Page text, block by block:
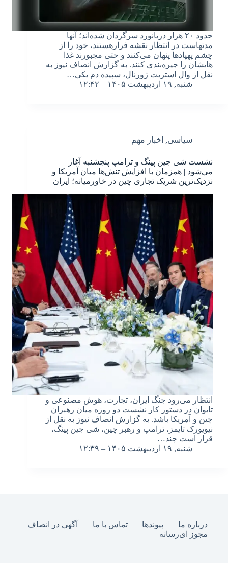
حدود ۲۰ هزار دریانورد سرگردان شده‌اند؛ آنها
مدتهاست در انتظار نقشه فرارهستند، خود را از
چشم پهپادها پنهان می‌کنند و حتی مجبورند غذا
هایشان را جیره‌بندی کنند. به گزارش انصاف نیوز به
نقل از وال استریت ژورنال، سپیده دم یکی…
شنبه, ۱۹ اردیبهشت ۱۴۰۵ – ۱۲:۴۲
سیاسی, اخبار مهم
نشست شی جین پینگ و ترامپ پنجشنبه آغاز
می‌شود | همزمان با افزایش تنش‌ها میان آمریکا و
نزدیک‌ترین شریک تجاری چین در خاورمیانه؛ ایران
انتظار می‌رود جنگ ایران، تجارت، هوش مصنوعی و
تایوان در دستور کار نشست دو روزه میان رهبران
چین و آمریکا باشد. به گزارش انصاف نیوز به نقل از
نیویورک تایمز، ترامپ و رهبر چین، شی جین پینگ،
قرار است چند…
شنبه, ۱۹ اردیبهشت ۱۴۰۵ – ۱۲:۳۹
درباره ما پیوندها تماس با ما
آگهی در انصاف
مجوز ای‌رسانه